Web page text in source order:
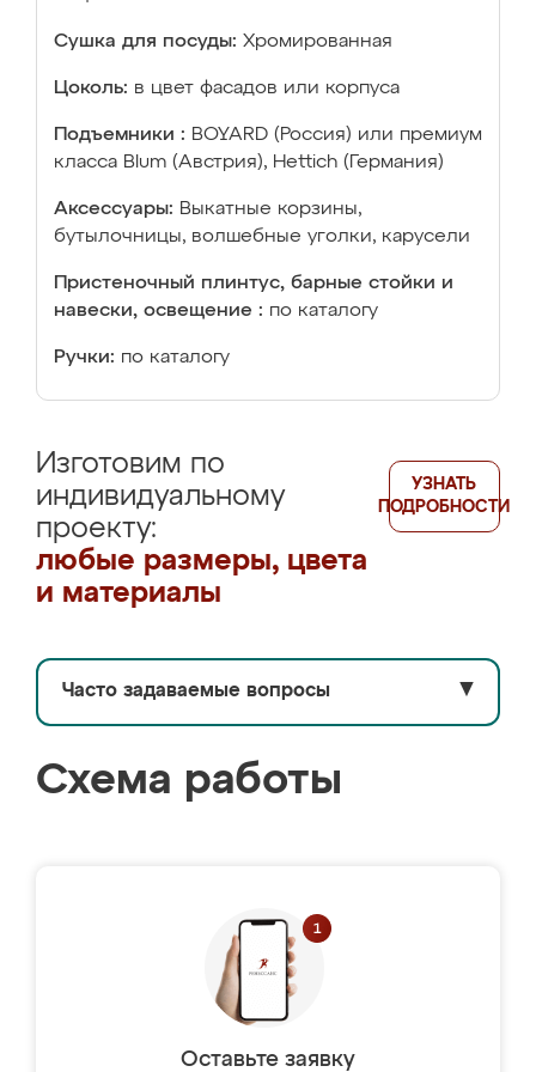
Сушка для посуды: Хромированная
Цоколь: в цвет фасадов или корпуса
Подъемники : BOYARD (Россия) или премиум
класса Blum (Австрия), Hettich (Германия)
Аксессуары: Выкатные корзины,
бутылочницы, волшебные уголки, карусели
Пристеночный плинтус, барные стойки и
навески, освещение : по каталогу
Ручки: по каталогу
Изготовим по
индивидуальному
проекту:
любые размеры, цвета
и материалы
УЗНАТЬ
ПОДРОБНОСТИ
Часто задаваемые вопросы ▼
Схема работы
Оставьте заявку